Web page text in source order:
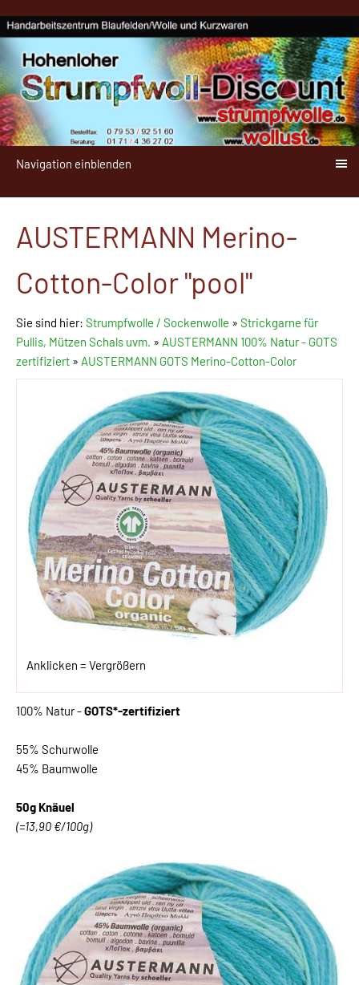
Navigation einblenden
AUSTERMANN Merino-
Cotton-Color "pool"
Sie sind hier: Strumpfwolle / Sockenwolle » Strickgarne für
Pullis, Mützen Schals uvm. » AUSTERMANN 100% Natur - GOTS
zertifiziert » AUSTERMANN GOTS Merino-Cotton-Color
Anklicken = Vergrößern
100% Natur -GOTS*-zertifiziert
55% Schurwolle
45% Baumwolle
50g Knäuel
(=13,90 €/100g)